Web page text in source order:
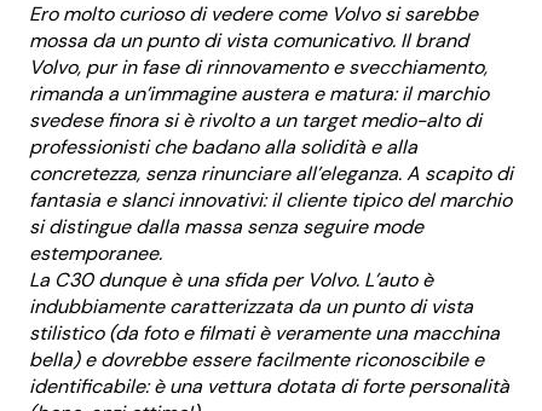
Ero molto curioso di vedere come Volvo si sarebbe
mossa da un punto di vista comunicativo. Il brand
Volvo, pur in fase di rinnovamento e svecchiamento,
rimanda a un’immagine austera e matura: il marchio
svedese finora si è rivolto a un target medio-alto di
professionisti che badano alla solidità e alla
concretezza, senza rinunciare all’eleganza. A scapito di
fantasia e slanci innovativi: il cliente tipico del marchio
si distingue dalla massa senza seguire mode
estemporanee.
La C30 dunque è una sfida per Volvo. L’auto è
indubbiamente caratterizzata da un punto di vista
stilistico (da foto e filmati è veramente una macchina
bella) e dovrebbe essere facilmente riconoscibile e
identificabile: è una vettura dotata di forte personalità